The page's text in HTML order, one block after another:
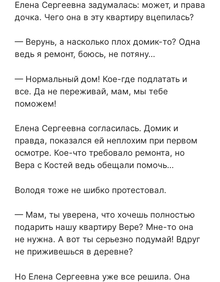
Елена Сергеевна задумалась: может, и права
дочка. Чего она в эту квартиру вцепилась?
— Верунь, а насколько плох домик-то? Одна
ведь я ремонт, боюсь, не потяну…
— Нормальный дом! Кое-где подлатать и
все. Да не переживай, мам, мы тебе
поможем!
Елена Сергеевна согласилась. Домик и
правда, показался ей неплохим при первом
осмотре. Кое-что требовало ремонта, но
Вера с Костей ведь обещали помочь…
Володя тоже не шибко протестовал.
— Мам, ты уверена, что хочешь полностью
подарить нашу квартиру Вере? Мне-то она
не нужна. А вот ты серьезно подумай! Вдруг
не приживешься в деревне?
Но Елена Сергеевна уже все решила. Она